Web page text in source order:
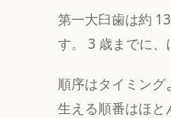
第一大臼歯は約
す。 3 歳までに、
順序はタイミン
生える順番はほと